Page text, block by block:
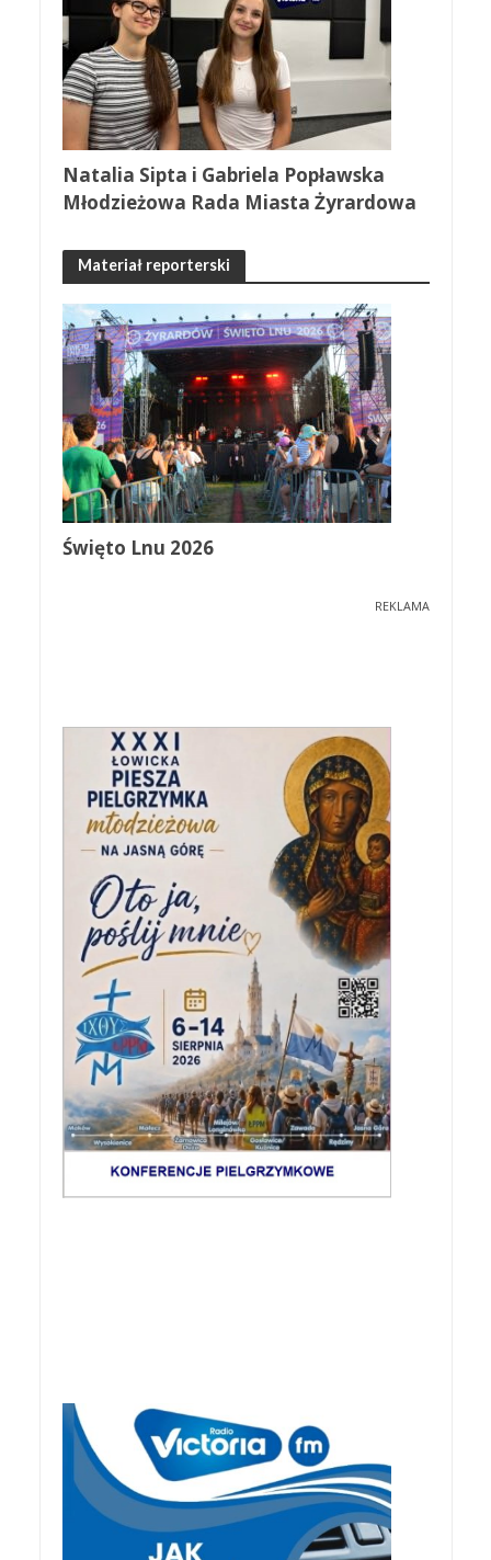
Natalia Sipta i Gabriela Popławska
Młodzieżowa Rada Miasta Żyrardowa
Materiał reporterski
Święto Lnu 2026
REKLAMA